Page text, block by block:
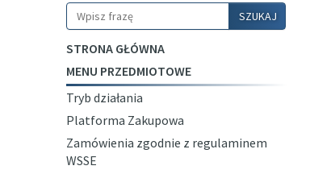
Szukaj SZUKAJ
STRONA GŁÓWNA
MENU PRZEDMIOTOWE
Tryb działania
Platforma Zakupowa
Zamówienia zgodnie z regulaminem
WSSE